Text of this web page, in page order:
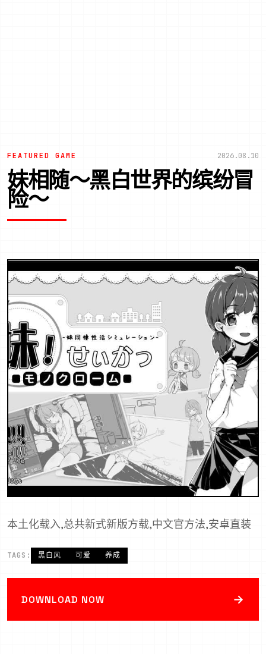
FEATURED GAME 2026.08.10
妹相随～黑白世界的缤纷冒
险～
本土化载入,总共新式新版方载,中文官方法,安卓直装
TAGS: 黑白风 可爱 养成
DOWNLOAD NOW →